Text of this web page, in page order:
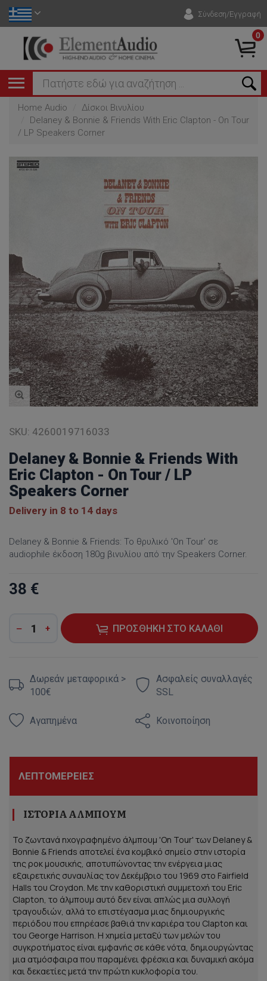
Σύνδεση/Εγγραφή
0
Home Audio
Δίσκοι Βινυλίου
Delaney & Bonnie & Friends With Eric Clapton - On Tour
/ LP Speakers Corner
SKU: 4260019716033
Delaney & Bonnie & Friends With
Eric Clapton - On Tour / LP
Speakers Corner
Delivery in 8 to 14 days
Delaney & Bonnie & Friends: Το θρυλικό 'On Tour' σε
audiophile έκδοση 180g βινυλίου από την Speakers Corner.
38 €
ΠΡΟΣΘΉΚΗ ΣΤΟ ΚΑΛΆΘΙ
Δωρεάν μεταφορικά >
100€
Αγαπημένα
Ασφαλείς συναλλαγές
SSL
Κοινοποίηση
ΛΕΠΤΟΜΈΡΕΙΕΣ
ΙΣΤΟΡΊΑ ΆΛΜΠΟΥΜ
Το ζωντανά ηχογραφημένο άλμπουμ 'On Tour' των Delaney &
Bonnie & Friends αποτελεί ένα κομβικό σημείο στην ιστορία
της ροκ μουσικής, αποτυπώνοντας την ενέργεια μιας
εξαιρετικής συναυλίας τον Δεκέμβριο του 1969 στο Fairfield
Halls του Croydon. Με την καθοριστική συμμετοχή του Eric
Clapton, το άλμπουμ αυτό δεν είναι απλώς μια συλλογή
τραγουδιών, αλλά το επιστέγασμα μιας δημιουργικής
περιόδου που επηρέασε βαθιά την καριέρα του Clapton και
του George Harrison. Η χημεία μεταξύ των μελών του
συγκροτήματος είναι εμφανής σε κάθε νότα, δημιουργώντας
μια ατμόσφαιρα που παραμένει φρέσκια και δυναμική ακόμα
και δεκαετίες μετά την πρώτη κυκλοφορία του.